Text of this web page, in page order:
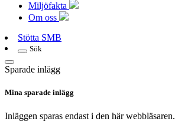
Miljöfakta
Om oss
Stötta SMB
Sök
Sparade inlägg
Mina sparade inlägg
Inläggen sparas endast i den här webbläsaren.